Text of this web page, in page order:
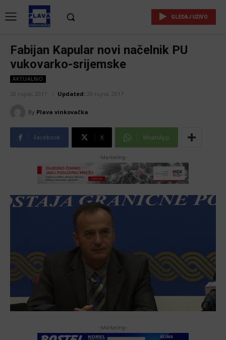
GLEDAJ UŽIVO
Fabijan Kapular novi načelnik PU
vukovarko-srijemske
AKTUALNO
20 rujna, 2017 Updated: 20 rujna, 2017
By Plava vinkovačka
Facebook X WhatsApp
-Marketing-
-Marketing-